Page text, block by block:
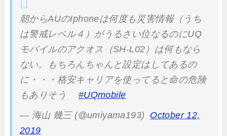
朝からAUのIphoneは何度も災害情報（うち
は警戒レベル４）がうるさい位なるのにUQ
モバイルのアクオス（SH-L02）は何もなら
ない。もちろんちゃんと設定はしてあるの
に・・・格安キャリアを使ってると命の危険
もありそう
#UQmobile
— 海山 幾三 (@umiyama193)
October 12,
2019